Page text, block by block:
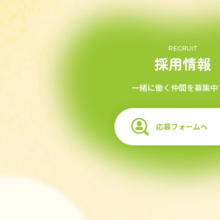
RECRUIT
採用情報
一緒に働く仲間を募集
応募フォームへ